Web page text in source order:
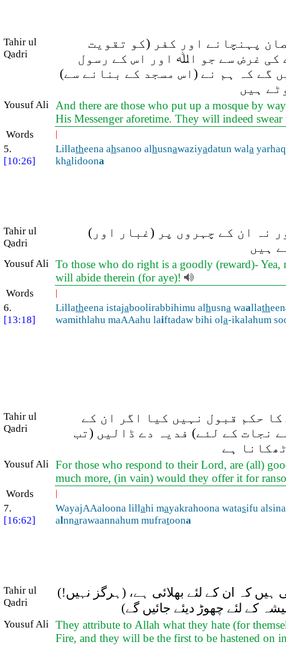
Tahir ul
Qadri
پہنچانے اور کفر (کو تقویت
کی غرض سے جو اﷲ اور اس کے رسول
گے کہ ہم نے (اس مسجد کے بنانے سے)
ہیں
Yousuf Ali
And there are those who put up a mosque by
His Messenger aforetime. They will indeed
Words |
5.
[10:26]
Lillatheena ahsanoo alhusnawaziyadatun wala
khalidoona
Tahir ul
Qadri
نہ ان کے چہروں پر (غبار اور)
ہیں
Yousuf Ali To those who do right is a goodly (reward)- Yea,
will abide therein (for aye)!
Words |
6.
[13:18]
Lillatheena istajaboolirabbihimu alhusna waallath
wamithlahu maAAahu laiftadaw bihi ola-ikalahum
Tahir ul
Qadri
حکم قبول نہیں کیا اگر ان کے
نجات کے لئے) فدیہ دے ڈالیں (تب
ہے
Yousuf Ali For those who respond to their Lord, are (all)
much more, (in vain) would they offer it for
Words |
7.
[16:62]
WayajAAaloona lillahi mayakrahoona watasifu
alnnarawaannahum mufratoona
Tahir ul
Qadri
ہیں کہ ان کے لئے بھلائی ہے، (ہرگز نہیں!)
کے لئے چھوڑ دیئے جائیں گے)
Yousuf Ali They attribute to Allah what they hate (for
Fire, and they will be the first to be hastened on